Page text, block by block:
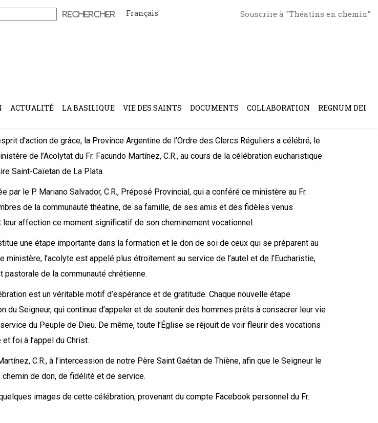
:
Français Souscrire à "Théatins en chemin"
ACTUALITÉ LA BASILIQUE VIE DES SAINTS DOCUMENTS COLLABORATION REGNUM DEI
ministère de l’Acolytat à La Plata
d’action de grâce, la Province Argentine de l’Ordre des Clercs Réguliers a célébré, le
de l’Acolytat du Fr. Facundo Martínez, C.R., au cours de la célébration eucharistique
Saint-Caïetan de La Plata.
par le P. Mariano Salvador, C.R., Préposé Provincial, qui a conféré ce ministère au Fr.
de la communauté théatine, de sa famille, de ses amis et des fidèles venus
leur affection ce moment significatif de son cheminement vocationnel.
une étape importante dans la formation et le don de soi de ceux qui se préparent au
ministère, l’acolyte est appelé plus étroitement au service de l’autel et de l’Eucharistie,
de la communauté chrétienne.
est un véritable motif d’espérance et de gratitude. Chaque nouvelle étape
du Seigneur, qui continue d’appeler et de soutenir des hommes prêts à consacrer leur vie
service du Peuple de Dieu. De même, toute l’Église se réjouit de voir fleurir des vocations
foi à l’appel du Christ.
C.R., à l’intercession de notre Père Saint Gaétan de Thiène, afin que le Seigneur le
de don, de fidélité et de service.
images de cette célébration, provenant du compte Facebook personnel du Fr.